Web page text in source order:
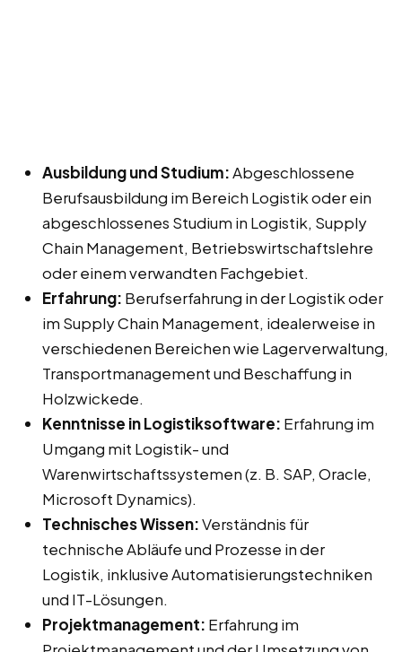
Ausbildung und Studium:Abgeschlossene
Berufsausbildung im Bereich Logistik oder ein
abgeschlossenes Studium in Logistik, Supply
Chain Management, Betriebswirtschaftslehre
oder einem verwandten Fachgebiet.
Erfahrung: Berufserfahrung in der Logistik oder
im Supply Chain Management, idealerweise in
verschiedenen Bereichen wie Lagerverwaltung,
Transportmanagement und Beschaffung in
Holzwickede.
Kenntnisse in Logistiksoftware: Erfahrung im
Umgang mit Logistik- und
Warenwirtschaftssystemen (z. B. SAP, Oracle,
Microsoft Dynamics).
Technisches Wissen:Verständnis für
technische Abläufe und Prozesse in der
Logistik, inklusive Automatisierungstechniken
und IT-Lösungen.
Projektmanagement: Erfahrung im